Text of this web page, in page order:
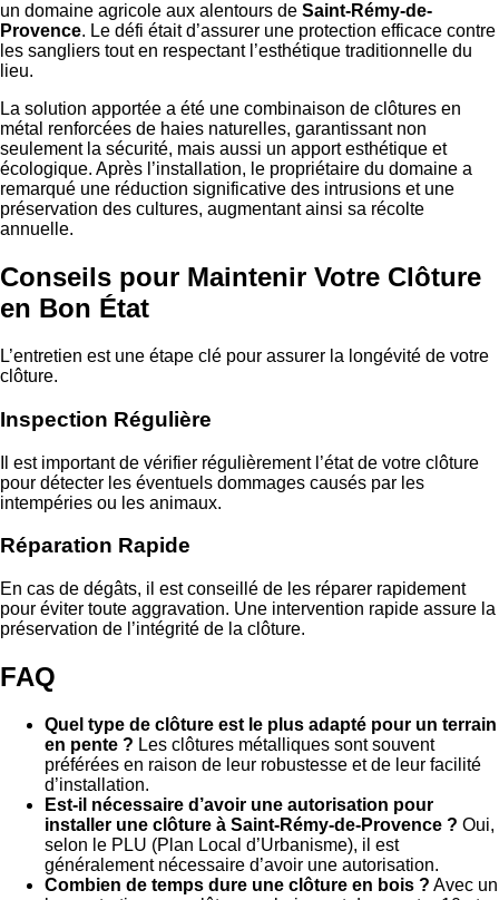
un domaine agricole aux alentours de Saint-Rémy-de-
Provence. Le défi était d’assurer une protection efficace contre
les sangliers tout en respectant l’esthétique traditionnelle du
lieu.
La solution apportée a été une combinaison de clôtures en
métal renforcées de haies naturelles, garantissant non
seulement la sécurité, mais aussi un apport esthétique et
écologique. Après l’installation, le propriétaire du domaine a
remarqué une réduction significative des intrusions et une
préservation des cultures, augmentant ainsi sa récolte
annuelle.
Conseils pour Maintenir Votre Clôture
en Bon État
L’entretien est une étape clé pour assurer la longévité de votre
clôture.
Inspection Régulière
Il est important de vérifier régulièrement l’état de votre clôture
pour détecter les éventuels dommages causés par les
intempéries ou les animaux.
Réparation Rapide
En cas de dégâts, il est conseillé de les réparer rapidement
pour éviter toute aggravation. Une intervention rapide assure la
préservation de l’intégrité de la clôture.
FAQ
Quel type de clôture est le plus adapté pour un terrain
en pente ? Les clôtures métalliques sont souvent
préférées en raison de leur robustesse et de leur facilité
d’installation.
Est-il nécessaire d’avoir une autorisation pour
installer une clôture à Saint-Rémy-de-Provence ? Oui,
selon le PLU (Plan Local d’Urbanisme), il est
généralement nécessaire d’avoir une autorisation.
Combien de temps dure une clôture en bois ? Avec un